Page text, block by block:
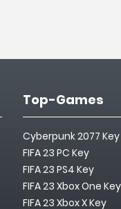
Top-Games
Cyberpunk 2077 Key
FIFA 23 PC Key
FIFA 23 PS4 Key
FIFA 23 Xbox One Key
FIFA 23 Xbox X Key